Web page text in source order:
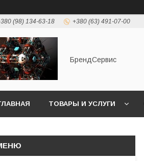
(98) 134-63-18 +380 (63) 491-07-00
БрендСервис
ТОВАРЫ И УСЛУГИ